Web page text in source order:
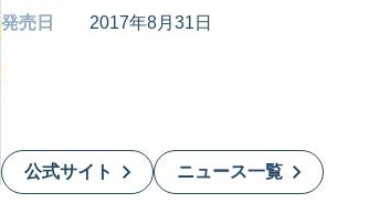
発売日
2017年8月31日
公式サイト ニュース一覧